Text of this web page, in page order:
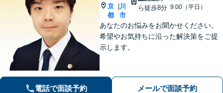
京
都
川
市
ら徒歩8分 9:00（平日）
あなたのお悩みをお聞かせください。
希望やお気持ちに沿った解決策をご提
示します。
電話で面談予約 メールで面談予約